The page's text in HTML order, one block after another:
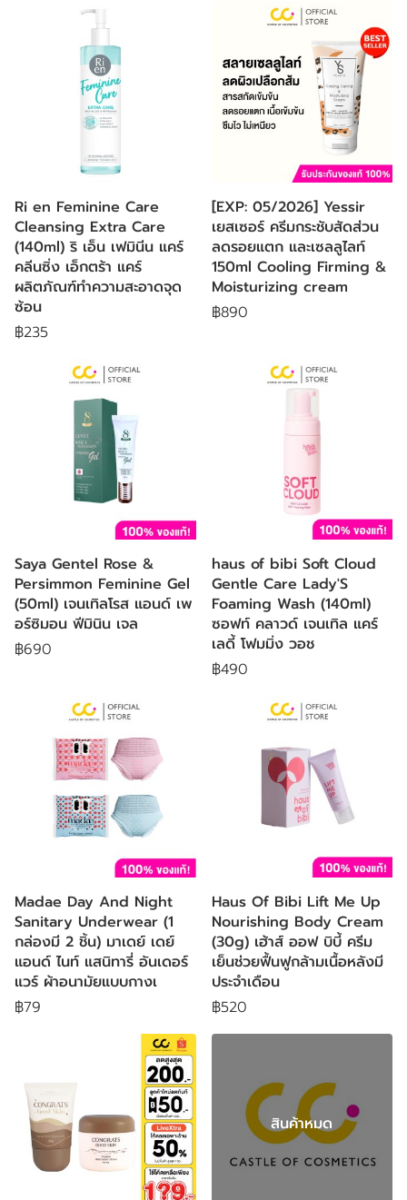
Ri en Feminine Care
Cleansing Extra Care
(140ml) ริ เอ็น เฟมินีน แคร์
คลีนซิ่ง เอ็กตร้า แคร์
ผลิตภัณฑ์ทำความสะอาดจุด
ซ้อน
฿235
[EXP: 05/2026] Yessir
เยสเซอร์ ครีมกระชับสัดส่วน
ลดรอยแตก และเซลลูไลท์
150ml Cooling Firming &
Moisturizing cream
฿890
Saya Gentel Rose &
Persimmon Feminine Gel
(50ml) เจนเทิลโรส แอนด์ เพ
อร์ซิมอน ฟีมินิน เจล
฿690
haus of bibi Soft Cloud
Gentle Care Lady'S
Foaming Wash (140ml)
ซอฟท์ คลาวด์ เจนเทิล แคร์
เลดี้ โฟมมิ่ง วอช
฿490
Madae Day And Night
Sanitary Underwear (1
กล่องมี 2 ชิ้น) มาเดย์ เดย์
แอนด์ ไนท์ แสนิทารี่ อันเดอร์
แวร์ ผ้าอนามัยแบบกางเ
฿79
Haus Of Bibi Lift Me Up
Nourishing Body Cream
(30g) เฮ้าส์ ออฟ บิบี้ ครีม
เย็นช่วยฟื้นฟูกล้ามเนื้อหลังมี
ประจำเดือน
฿520
สินค้าหมด